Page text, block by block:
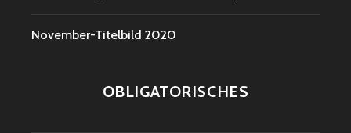
November-Titelbild 2020
OBLIGATORISCHES